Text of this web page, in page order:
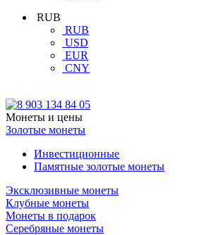
RUB
RUB
USD
EUR
CNY
Монеты и цены
Золотые монеты
Инвестиционные
Памятные золотые монеты
Эксклюзивные монеты
Клубные монеты
Монеты в подарок
Серебряные монеты